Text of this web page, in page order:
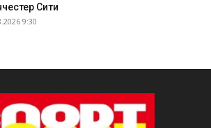
Сити
9:30